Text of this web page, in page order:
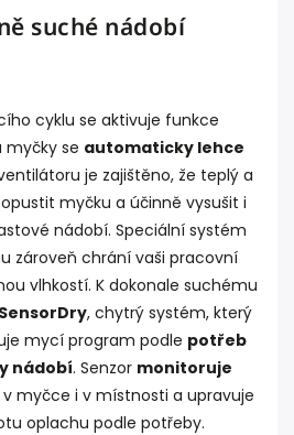
suché nádobí
cyklu se aktivuje funkce
myčky se automaticky lehce
je zajištěno, že teplý a
myčku a účinně vysušit i
nádobí. Speciální systém
zároveň chrání vaši pracovní
vlhkostí. K dokonale suchému
SensorDry, chytrý systém, který
mycí program podle potřeb
nádobí. Senzor monitoruje
v myčce i v místnosti a upravuje
oplachu podle potřeby.